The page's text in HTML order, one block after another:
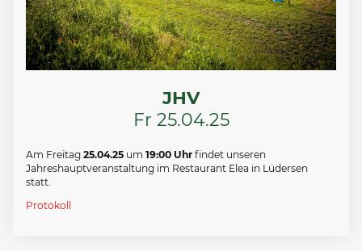
JHV
Fr 25.04.25
Am Freitag 25.04.25 um 19:00 Uhr findet unseren
Jahreshauptveranstaltung im Restaurant Elea in Lüdersen
statt.
Protokoll